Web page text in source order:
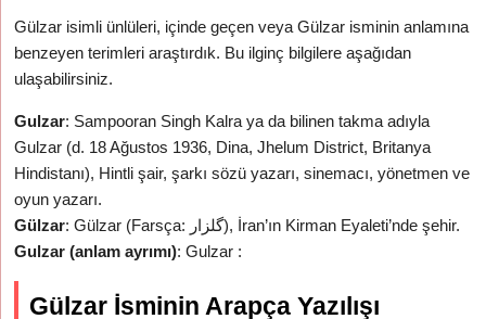
Gülzar isimli ünlüleri, içinde geçen veya Gülzar isminin anlamına
benzeyen terimleri araştırdık. Bu ilginç bilgilere aşağıdan
ulaşabilirsiniz.
Gulzar: Sampooran Singh Kalra ya da bilinen takma adıyla
Gulzar (d. 18 Ağustos 1936, Dina, Jhelum District, Britanya
Hindistanı), Hintli şair, şarkı sözü yazarı, sinemacı, yönetmen ve
oyun yazarı.
Gülzar
: Gülzar (Farsça: گلزار), İran’ın Kirman Eyaleti’nde şehir.
Gulzar (anlam ayrımı): Gulzar :
Gülzar İsminin Arapça Yazılışı